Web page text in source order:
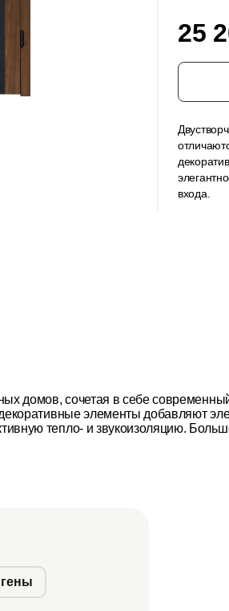
25
входа.
домов, сочетая в себе
элементы добавляют
тепло- и звукоизоляцию.